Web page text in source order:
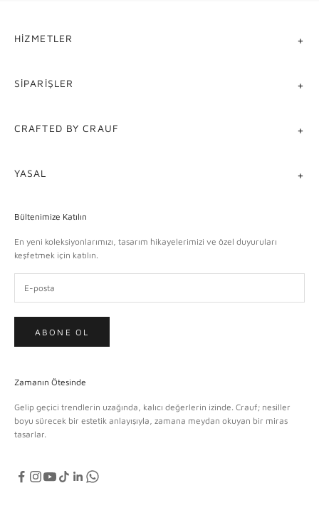
HIZMETLER
SIPARIŞLER
CRAFTED BY CRAUF
YASAL
Bültenimize Katılın
En yeni koleksiyonlarımızı, tasarım hikayelerimizi ve özel duyuruları
keşfetmek için katılın.
ABONE OL
Zamanın Ötesinde
Gelip geçici trendlerin uzağında, kalıcı değerlerin izinde. Crauf; nesiller
boyu sürecek bir estetik anlayışıyla, zamana meydan okuyan bir miras
tasarlar.